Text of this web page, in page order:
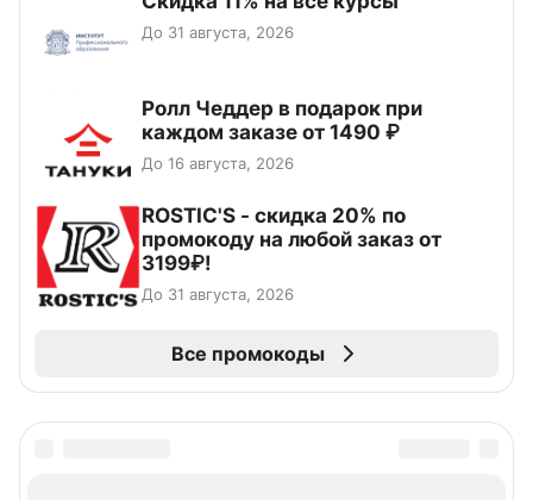
До 31 августа, 2026
Ролл Чеддер в подарок при
каждом заказе от 1490 ₽
До 16 августа, 2026
ROSTIC'S - скидка 20% по
промокоду на любой заказ от
3199₽!
До 31 августа, 2026
Все промокоды